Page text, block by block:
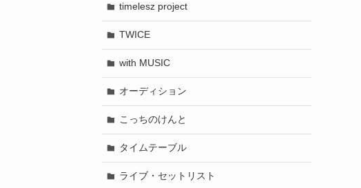
timelesz project
TWICE
with MUSIC
オーディション
こっちのけんと
タイムテーブル
ライブ・セットリスト